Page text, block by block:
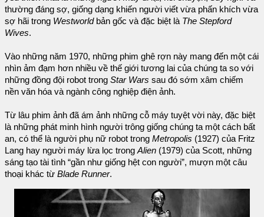
thường đáng sợ, giống dạng khiến người viết vừa phấn khích vừa
sợ hãi trong Westworldbản gốc và đặc biệt là The Stepford
Wives.
Vào những năm 1970, những phim ghê rợn này mang đến một cái
nhìn ảm đạm hơn nhiều về thế giới tương lai của chúng ta so với
những đồng đội robot trong Star Wars sau đó sớm xâm chiếm
nền văn hóa và ngành công nghiệp điện ảnh.
Từ lâu phim ảnh đã ám ảnh những cỗ máy tuyệt vời này, đặc biệt
là những phát minh hình người trông giống chúng ta một cách bất
an, có thể là người phụ nữ robot trong Metropolis (1927) của Fritz
Lang hay người máy lừa lọc trong Alien (1979) của Scott, những
sáng tạo tài tình “gần như giống hệt con người”, mượn một câu
thoại khác từ Blade Runner.